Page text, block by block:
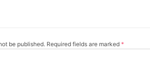
be published. Required fields are marked *